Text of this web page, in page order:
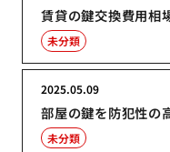
賃貸の鍵交換費用相
未分類
部屋の鍵を防犯性の
2025.05.09
未分類